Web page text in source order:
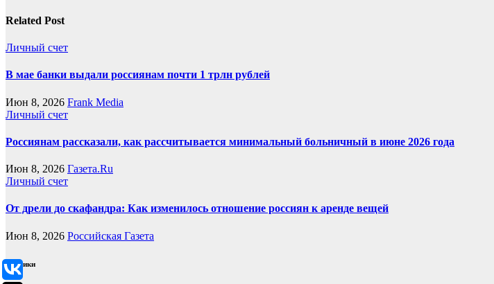
Related Post
Личный счет
В мае банки выдали россиянам почти 1 трлн рублей
Июн 8, 2026 Frank Media
Личный счет
Россиянам рассказали, как рассчитывается минимальный больничный в июне 2026 года
Июн 8, 2026 Газета.Ru
Личный счет
От дрели до скафандра: Как изменилось отношение россиян к аренде вещей
Июн 8, 2026 Российская Газета
Рубрики